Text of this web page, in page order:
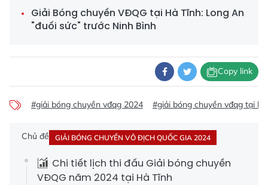
Giải Bóng chuyền VĐQG tại Hà Tĩnh: Long An
"đuối sức" trước Ninh Bình
Copy link
#giải bóng chuyền vđqg 2024 #giải bóng chuyền vđqg tại
Chủ đề GIẢI BÓNG CHUYỀN VÔ ĐỊCH QUỐC GIA 2024
Chi tiết lịch thi đấu Giải bóng chuyền
VĐQG năm 2024 tại Hà Tĩnh